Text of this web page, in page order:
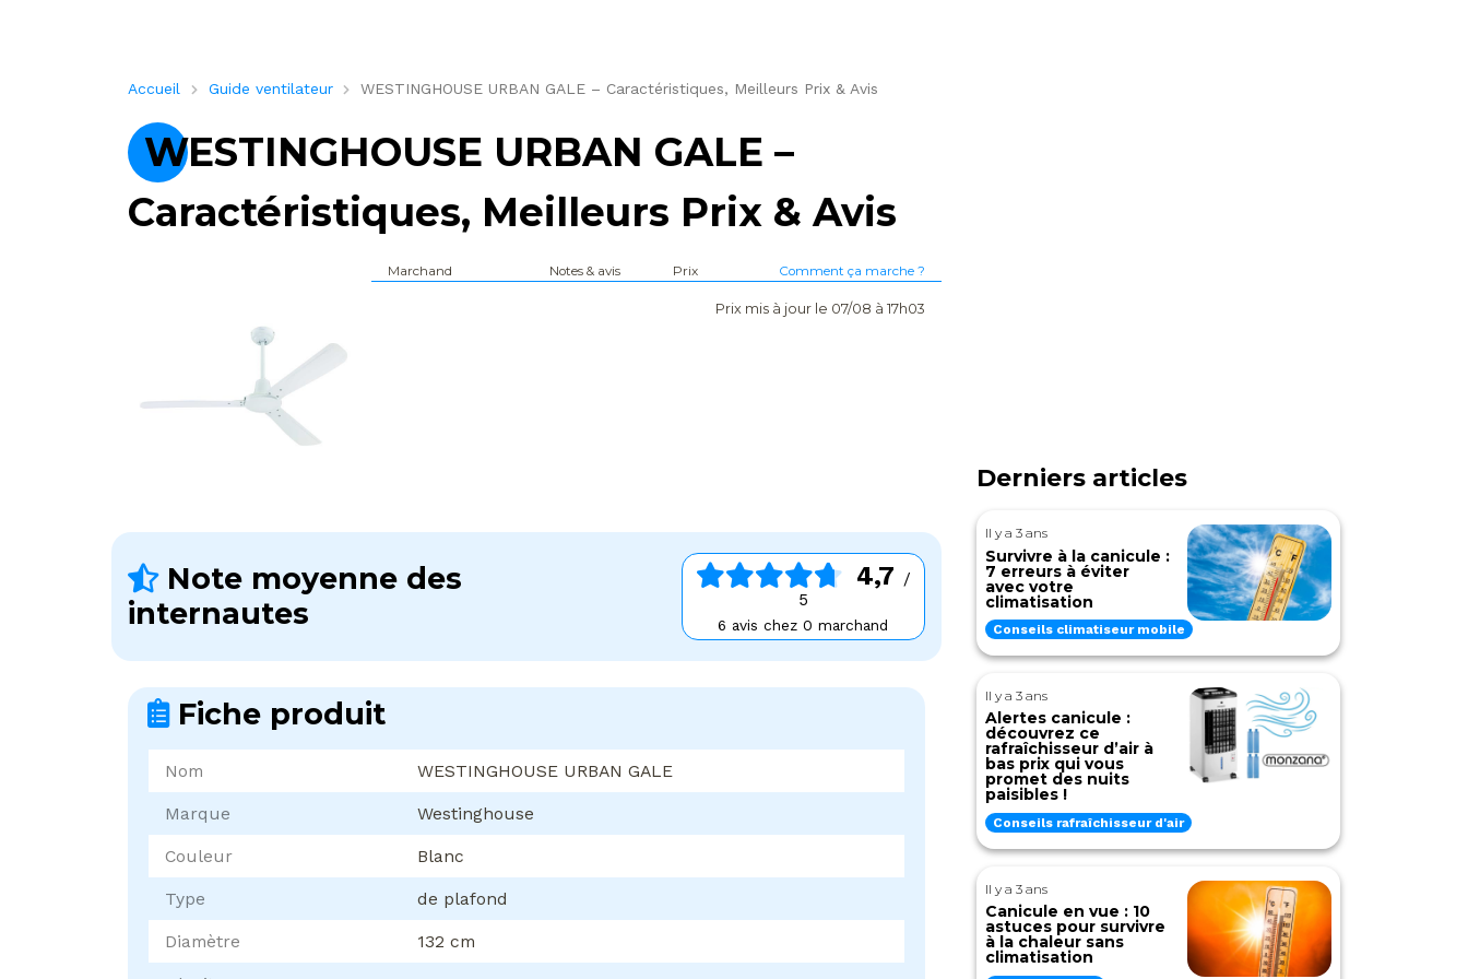
Accueil Guide ventilateur WESTINGHOUSE URBAN GALE – Caractéristiques, Meilleurs Prix & Avis
WESTINGHOUSE URBAN GALE –
Caractéristiques, Meilleurs Prix & Avis
Marchand Notes & avis Prix Comment ça marche ?
Prix mis à jour le 07/08 à 17h03
Note moyenne des
internautes
4,7 /
5
6 avis chez 0 marchand
Fiche produit
Nom WESTINGHOUSE URBAN GALE
Marque Westinghouse
Couleur Blanc
Type de plafond
Diamètre 132 cm
Derniers articles
Il y a 3 ans
Survivre à la canicule :
7 erreurs à éviter
avec votre
climatisation
Conseils climatiseur mobile
Il y a 3 ans
Alertes canicule :
découvrez ce
rafraîchisseur d’air à
bas prix qui vous
promet des nuits
paisibles !
Conseils rafraîchisseur d'air
Il y a 3 ans
Canicule en vue : 10
astuces pour survivre
à la chaleur sans
climatisation